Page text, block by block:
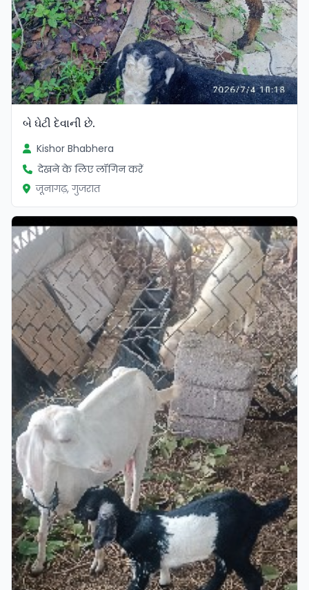
બે ઘેટી દેવાની છે.
Kishor Bhabhera
देखने के लिए लॉगिन करें
जूनागढ़, गुजरात